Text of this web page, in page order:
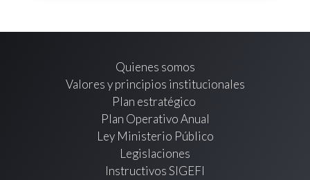
Quienes somos
Valores y principios institucionales
Plan estratégico
Plan Operativo Anual
Ley Ministerio Público
Legislaciones
Instructivos SIGEFI